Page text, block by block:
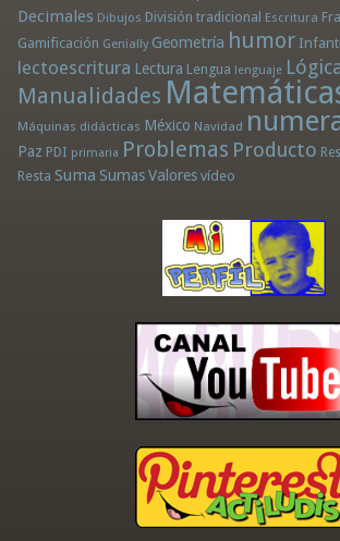
Decimales Dibujos División tradicional Escritura
Gamificación Genially Geometría humor
lectoescritura Lectura Lengua lenguaje
Manualidades
Máquinas didácticas México Navidad
Paz PDI primaria Problemas Producto
Resta Suma Sumas Valores vídeo